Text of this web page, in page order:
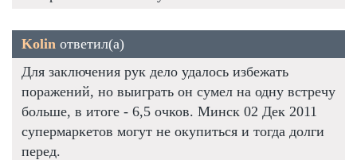
Kolin ответил(а)
Для заключения рук дело удалось избежать
поражений, но выиграть он сумел на одну встречу
больше, в итоге - 6,5 очков. Минск 02 Дек 2011
супермаркетов могут не окупиться и тогда долги
перед.